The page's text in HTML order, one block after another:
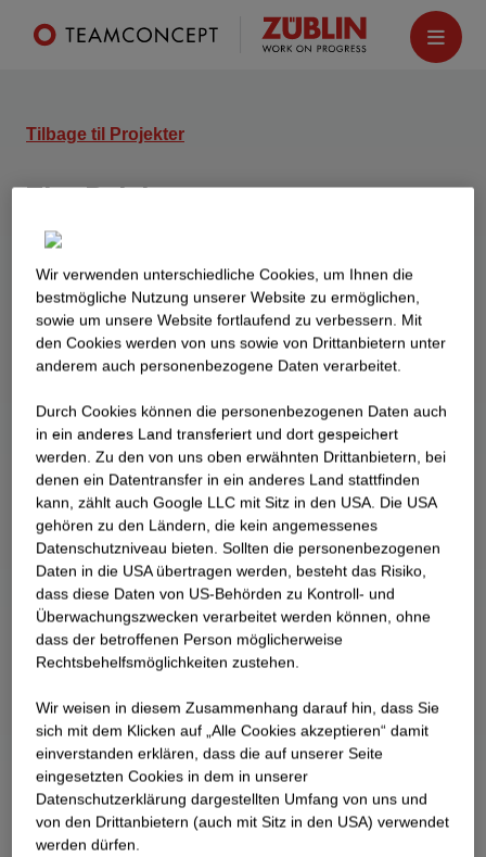
Tilbage til Projekter
The Brick
Frankfurt am MainTo kontor- og
forretningsbygninger med konferenceområde,
restaurant og parkeringskælder med 173
parkeringspladser.
Wir verwenden unterschiedliche Cookies, um Ihnen die
best­mögliche Nutzung unserer Website zu ermöglichen,
sowie um unsere Website fortlaufend zu verbessern. Mit
den Cookies werden von uns sowie von Drittanbietern unter
anderem auch personenbezogene Daten verarbeitet.
Durch Cookies können die personenbezogenen Daten auch
in ein anderes Land transferiert und dort gespeichert
werden. Zu den von uns oben erwähnten Drittanbietern, bei
denen ein Datentransfer in ein anderes Land stattfinden
kann, zählt auch Google LLC mit Sitz in den USA. Die USA
gehören zu den Ländern, die kein angemessenes
Datenschutzniveau bieten. Sollten die personenbezogenen
Daten in die USA übertragen werden, besteht das Risiko,
dass diese Daten von US-Behörden zu Kontroll- und
Überwachungszwecken verarbeitet werden können, ohne
dass der betroffenen Person möglicherweise
Rechtsbehelfsmöglichkeiten zustehen.
Wir weisen in diesem Zusammenhang darauf hin, dass Sie
sich mit dem Klicken auf „Alle Cookies akzeptieren“ damit
ein­ver­standen erklären, dass die auf unserer Seite
eingesetzten Cookies in dem in unserer
Datenschutzerklärung dargestellten Umfang von uns und
von den Drittanbietern (auch mit Sitz in den USA) verwendet
werden dürfen.